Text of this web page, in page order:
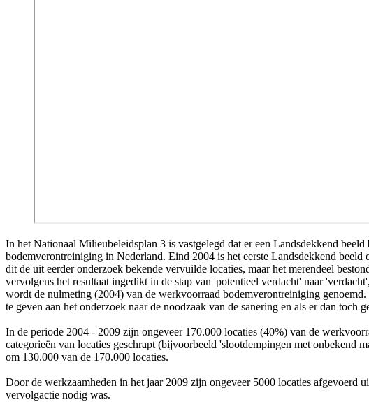
In het Nationaal Milieubeleidsplan 3 is vastgelegd dat er een Landsdekkend
bodemverontreiniging in Nederland. Eind 2004 is het eerste Landsdekkend
dit de uit eerder onderzoek bekende vervuilde locaties, maar het merendeel
vervolgens het resultaat ingedikt in de stap van 'potentieel verdacht' naar
wordt de nulmeting (2004) van de werkvoorraad bodemverontreiniging
te geven aan het onderzoek naar de noodzaak van de sanering en als er dan toch
In de periode 2004 - 2009 zijn ongeveer 170.000 locaties (40%) van de
categorieën van locaties geschrapt (bijvoorbeeld 'slootdempingen met
om 130.000 van de 170.000 locaties.
Door de werkzaamheden in het jaar 2009 zijn ongeveer 5000 locaties afgevoerd
vervolgactie nodig was.